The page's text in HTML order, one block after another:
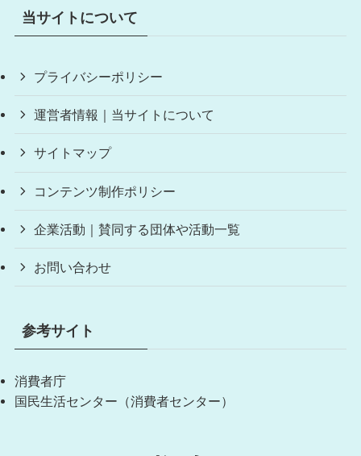
当サイトについて
プライバシーポリシー
運営者情報｜当サイトについて
サイトマップ
コンテンツ制作ポリシー
企業活動｜賛同する団体や活動一覧
お問い合わせ
参考サイト
消費者庁
国民生活センター（消費者センター）